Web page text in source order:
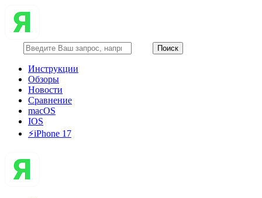
Инструкции
Обзоры
Новости
Сравнение
macOS
IOS
⚡️iPhone 17